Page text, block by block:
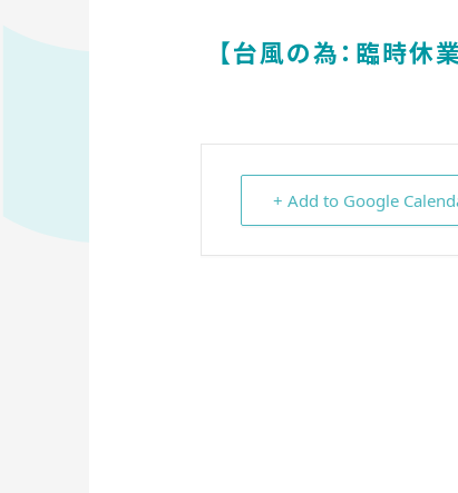
【台風の為：臨時休業
+ Add to Google